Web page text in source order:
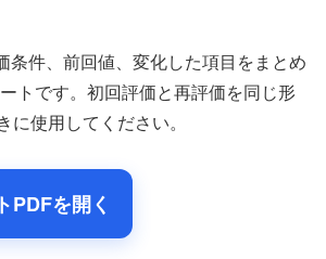
条件、前回値、変化した項目をまとめ
トです。初回評価と再評価を同じ形
使用してください。
PDFを開く